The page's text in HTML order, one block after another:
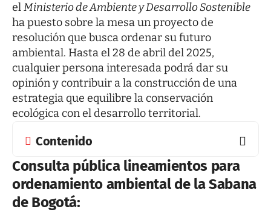
elMinisterio de Ambiente y Desarrollo Sostenible
ha puesto sobre la mesa un proyecto de
resolución que busca ordenar su futuro
ambiental. Hasta el 28 de abril del 2025,
cualquier persona interesada podrá dar su
opinión y contribuir a la construcción de una
estrategia que equilibre la conservación
ecológica con el desarrollo territorial.
Contenido
Consulta pública lineamientos para
ordenamiento ambiental de la Sabana
de Bogotá: